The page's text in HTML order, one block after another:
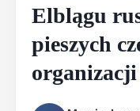
Elblągu
pieszych